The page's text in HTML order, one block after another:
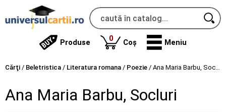
Produse 0produse
Coș Meniu
Cărţi / Beletristica / Literatura romana / Poezie / Ana Maria Barbu, Socluri
Ana Maria Barbu, Socluri